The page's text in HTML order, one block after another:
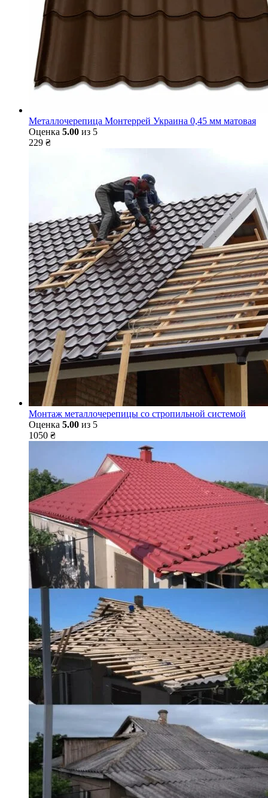
Металлочерепица Монтеррей Украина 0,45 мм матовая
Оценка 5.00 из 5
229 ₴
Монтаж металлочерепицы со стропильной системой
Оценка 5.00 из 5
1050 ₴